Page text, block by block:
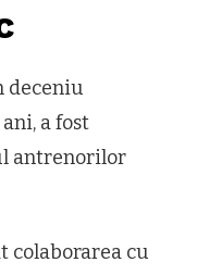
deceniu
a fost
antrenorilor
colaborarea cu